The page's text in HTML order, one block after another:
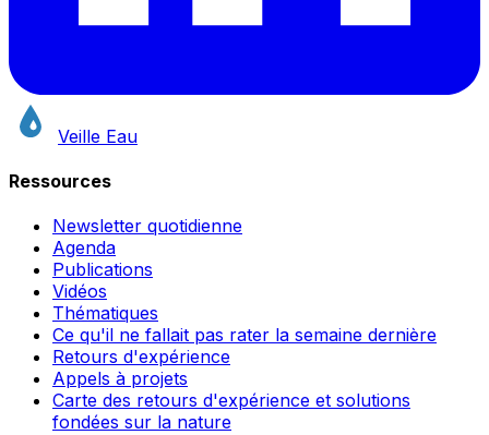
Veille Eau
Ressources
Newsletter quotidienne
Agenda
Publications
Vidéos
Thématiques
Ce qu'il ne fallait pas rater la semaine dernière
Retours d'expérience
Appels à projets
Carte des retours d'expérience et solutions
fondées sur la nature